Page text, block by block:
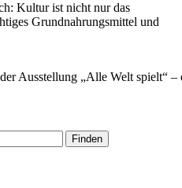
Kultur ist nicht nur das
Grundnahrungsmittel und
Ausstellung „Alle Welt spielt“